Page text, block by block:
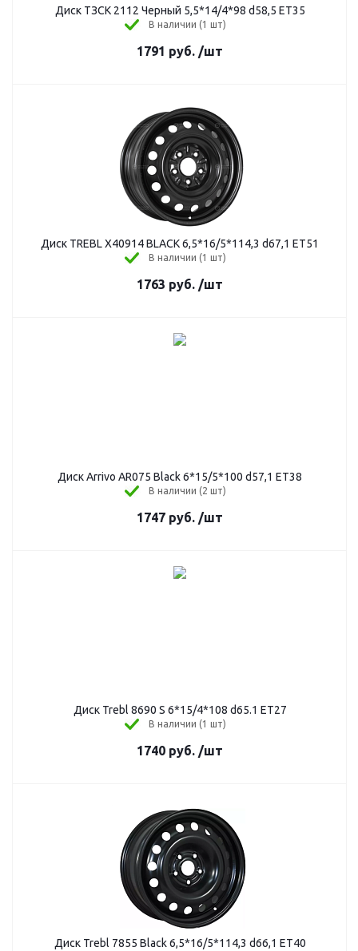
Диск ТЗСК 2112 Черный 5,5*14/4*98 d58,5 ЕТ35
В наличии (1 шт)
1791 руб. /шт
Диск TREBL X40914 BLACK 6,5*16/5*114,3 d67,1 ET51
В наличии (1 шт)
1763 руб. /шт
Диск Arrivo AR075 Black 6*15/5*100 d57,1 ET38
В наличии (2 шт)
1747 руб. /шт
Диск Trebl 8690 S 6*15/4*108 d65.1 ET27
В наличии (1 шт)
1740 руб. /шт
Диск Trebl 7855 Black 6,5*16/5*114,3 d66,1 ЕТ40